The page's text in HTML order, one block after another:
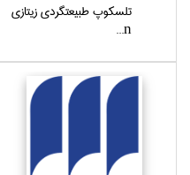
تلسكوپ طبيعتگردي زيتازي
n...